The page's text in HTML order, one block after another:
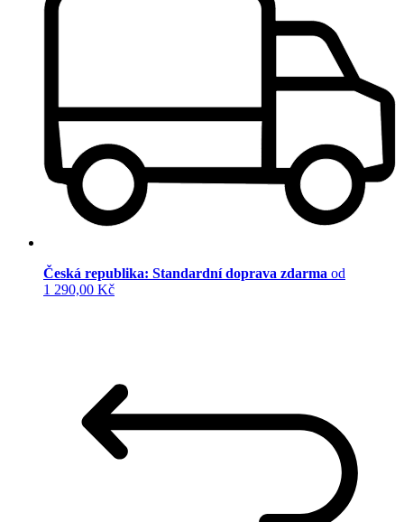
Česká republika: Standardní doprava zdarma od
1 290,00 Kč